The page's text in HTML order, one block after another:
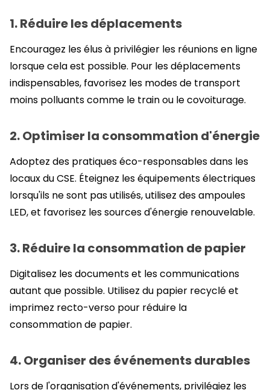
1. Réduire les déplacements
Encouragez les élus à privilégier les réunions en ligne
lorsque cela est possible. Pour les déplacements
indispensables, favorisez les modes de transport
moins polluants comme le train ou le covoiturage.
2. Optimiser la consommation d'énergie
Adoptez des pratiques éco-responsables dans les
locaux du CSE. Éteignez les équipements électriques
lorsqu'ils ne sont pas utilisés, utilisez des ampoules
LED, et favorisez les sources d'énergie renouvelable.
3. Réduire la consommation de papier
Digitalisez les documents et les communications
autant que possible. Utilisez du papier recyclé et
imprimez recto-verso pour réduire la
consommation de papier.
4. Organiser des événements durables
Lors de l'organisation d'événements, privilégiez les